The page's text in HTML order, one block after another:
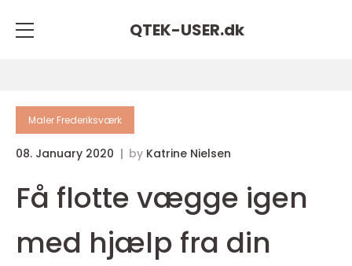
QTEK-USER.dk
Maler Frederiksværk
08. January 2020 by Katrine Nielsen
Få flotte vægge igen
med hjælp fra din